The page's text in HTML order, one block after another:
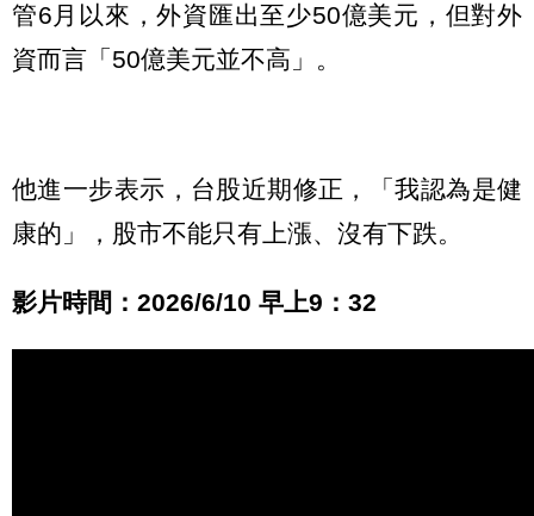
管6月以來，外資匯出至少50億美元，但對外
資而言「50億美元並不高」。
他進一步表示，台股近期修正，「我認為是健
康的」，股市不能只有上漲、沒有下跌。
影片時間：2026/6/10 早上9：32